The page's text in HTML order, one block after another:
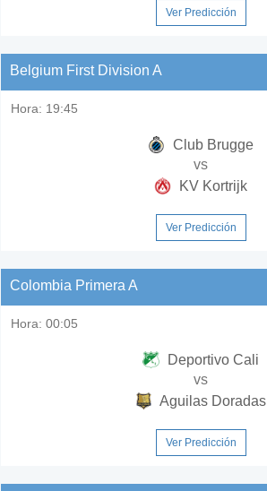
Ver Predicción
Belgium First Division A
Hora: 19:45
Club Brugge
vs
KV Kortrijk
Ver Predicción
Colombia Primera A
Hora: 00:05
Deportivo Cali
vs
Aguilas Doradas
Ver Predicción